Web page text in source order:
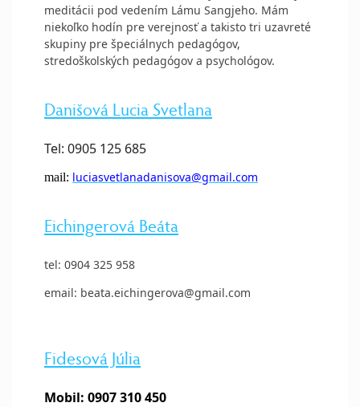
meditácii pod vedením Lámu Sangjeho. Mám
niekoľko hodín pre verejnosť a takisto tri uzavreté
skupiny pre špeciálnych pedagógov,
stredoškolských pedagógov a psychológov.
Danišová Lucia Svetlana
Tel: 0905 125 685
mail: luciasvetlanadanisova@gmail.com
Eichingerová Beáta
tel: 0904 325 958
email: beata.eichingerova@gmail.com
Fidesová Júlia
Mobil: 0907 310 450